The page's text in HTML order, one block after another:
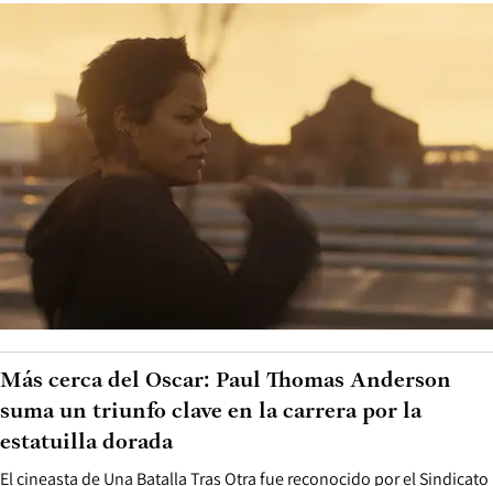
El cineasta de Una Batalla Tras Otra fue reconocido por el Sindicato
Más cerca del Oscar: Paul Thomas Anderson
suma un triunfo clave en la carrera por la
estatuilla dorada